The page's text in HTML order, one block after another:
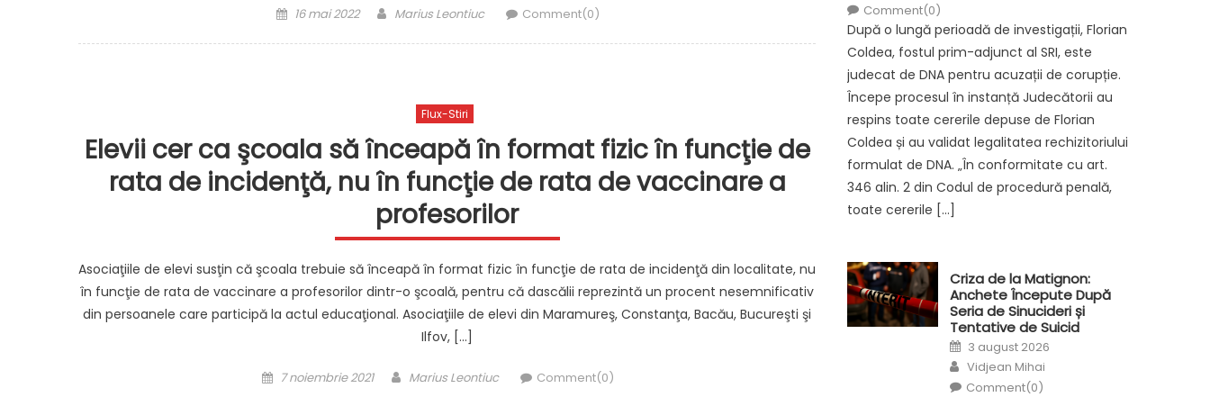
Posted
16 mai 2022 Author
Marius Leontiuc Comment(0)
Flux-Stiri
Elevii cer ca şcoala să înceapă în format fizic în funcţie de
rata de incidenţă, nu în funcţie de rata de vaccinare a
profesorilor
Asociaţiile de elevi susţin că şcoala trebuie să înceapă în format fizic în funcţie de rata de incidenţă din localitate, nu
în funcţie de rata de vaccinare a profesorilor dintr-o şcoală, pentru că dascălii reprezintă un procent nesemnificativ
din persoanele care participă la actul educaţional. Asociaţiile de elevi din Maramureş, Constanţa, Bacău, Bucureşti şi
Ilfov, […]
Posted
7 noiembrie 2021 Author
Marius Leontiuc Comment(0)
Comment(0)
După o lungă perioadă de investigații, Florian
Coldea, fostul prim-adjunct al SRI, este
judecat de DNA pentru acuzații de corupție.
Începe procesul în instanță Judecătorii au
respins toate cererile depuse de Florian
Coldea și au validat legalitatea rechizitoriului
formulat de DNA. „În conformitate cu art.
346 alin. 2 din Codul de procedură penală,
toate cererile […]
Criza de la Matignon:
Anchete Începute După
Seria de Sinucideri și
Tentative de Suicid
Posted
on
3 august 2026
Author
Vidjean Mihai
Comment(0)